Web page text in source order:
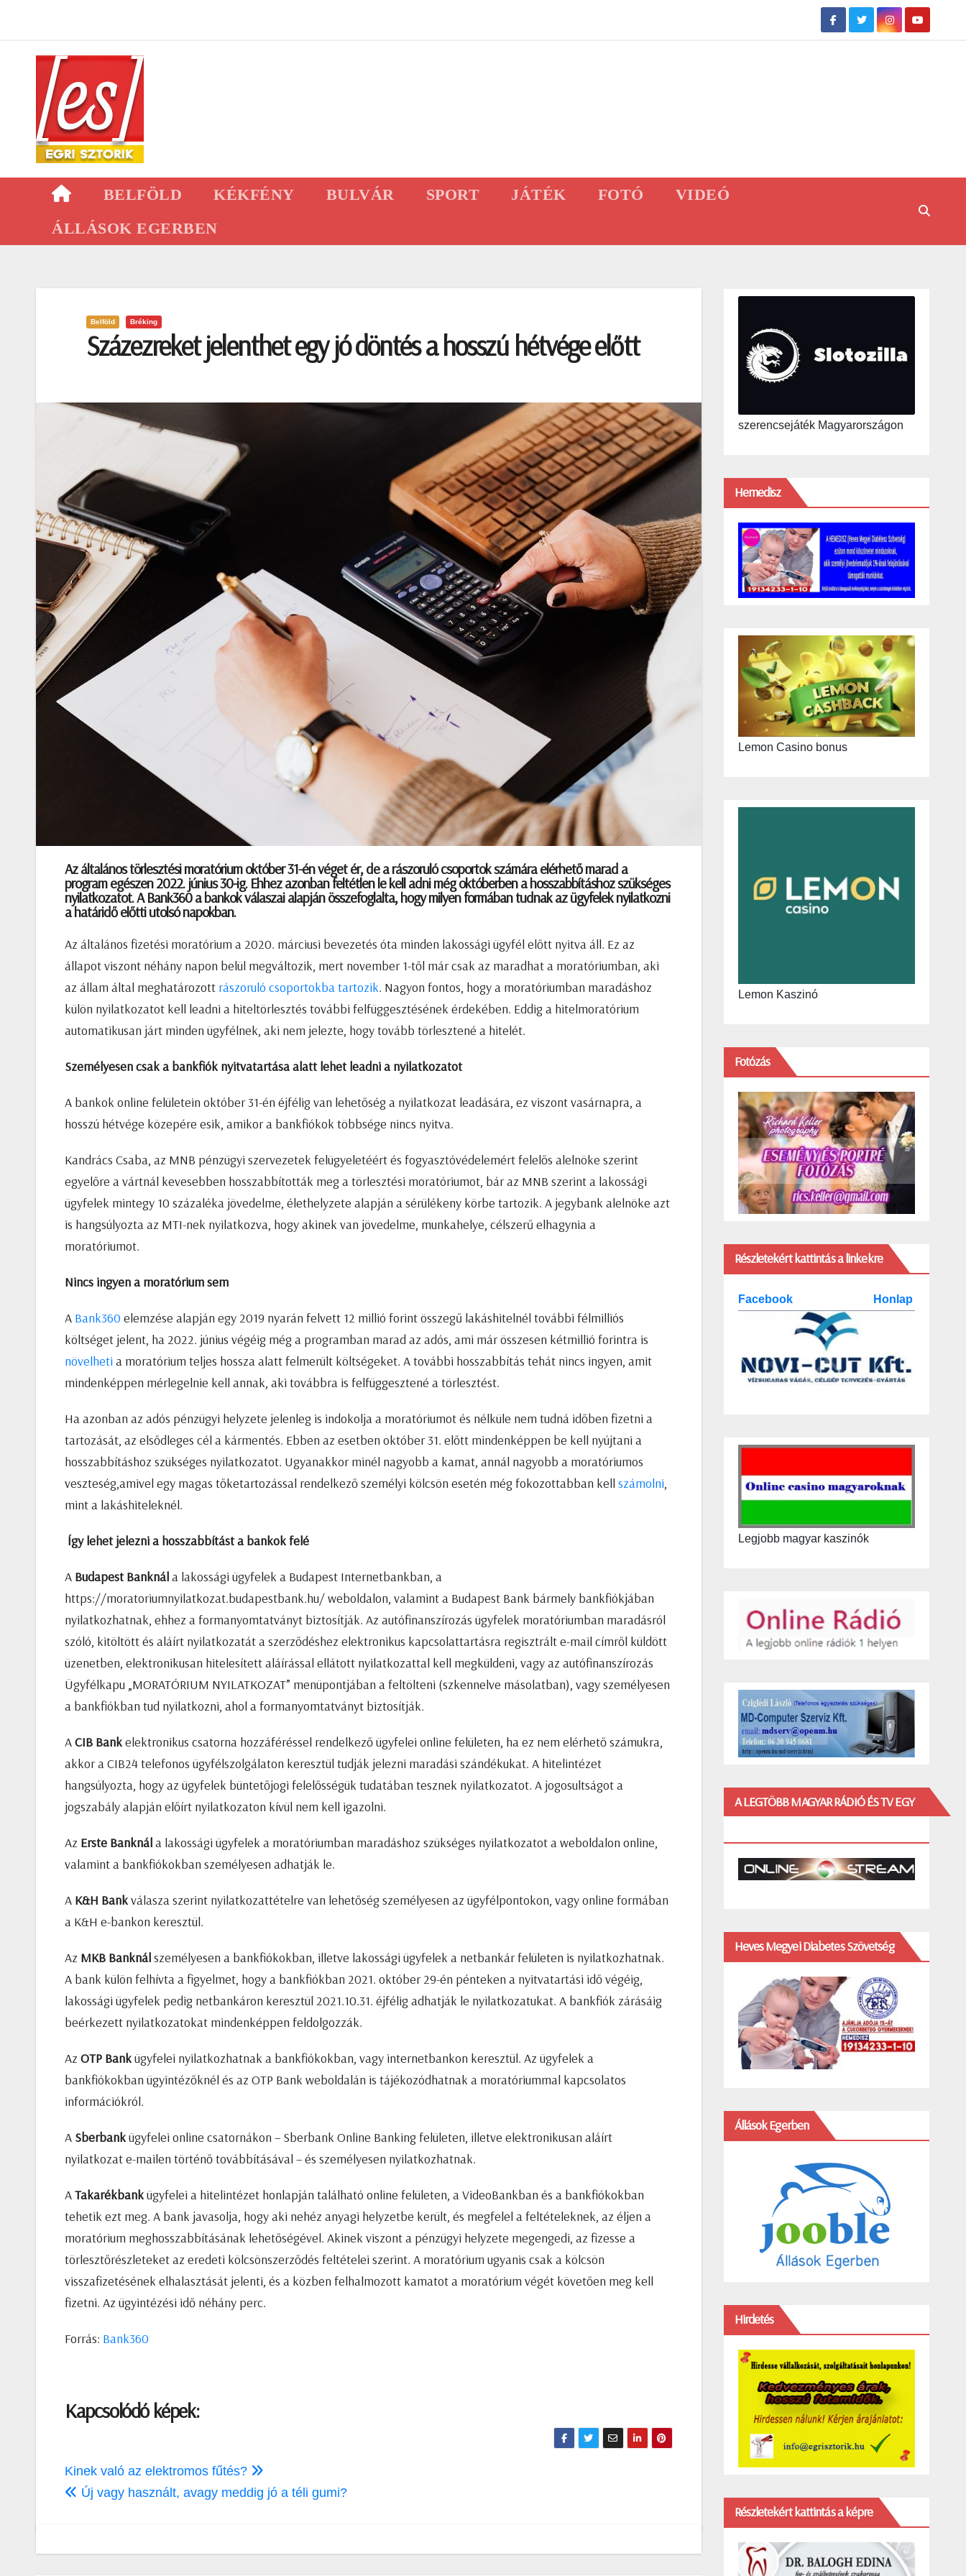
content
BELFÖLD KÉKFÉNY BULVÁR SPORT JÁTÉK FOTÓ
VIDEÓ
ÁLLÁSOK EGERBEN
Belföld Bréking
Százezreket jelenthet egy jó döntés a hosszú hétvége előtt
Az általános törlesztési moratórium október 31-én véget ér, de a rászoruló csoportok számára elérhető marad a
program egészen 2022. június 30-ig. Ehhez azonban feltétlen le kell adni még októberben a hosszabbításhoz szükséges
nyilatkozatot. A Bank360 a bankok válaszai alapján összefoglalta, hogy milyen formában tudnak az ügyfelek nyilatkozni
a határidő előtti utolsó napokban.
Az általános fizetési moratórium a 2020. márciusi bevezetés óta minden lakossági ügyfél előtt nyitva áll. Ez az
állapot viszont néhány napon belül megváltozik, mert november 1-től már csak az maradhat a moratóriumban, aki
az állam által meghatározott rászoruló csoportokba tartozik. Nagyon fontos, hogy a moratóriumban maradáshoz
külön nyilatkozatot kell leadni a hiteltörlesztés további felfüggesztésének érdekében. Eddig a hitelmoratórium
automatikusan járt minden ügyfélnek, aki nem jelezte, hogy tovább törlesztené a hitelét.
Személyesen csak a bankfiók nyitvatartása alatt lehet leadni a nyilatkozatot
A bankok online felületein október 31-én éjfélig van lehetőség a nyilatkozat leadására, ez viszont vasárnapra, a
hosszú hétvége közepére esik, amikor a bankfiókok többsége nincs nyitva.
Kandrács Csaba, az MNB pénzügyi szervezetek felügyeletéért és fogyasztóvédelemért felelős alelnöke szerint
egyelőre a vártnál kevesebben hosszabbították meg a törlesztési moratóriumot, bár az MNB szerint a lakossági
ügyfelek mintegy 10 százaléka jövedelme, élethelyzete alapján a sérülékeny körbe tartozik. A jegybank alelnöke azt
is hangsúlyozta az MTI-nek nyilatkozva, hogy akinek van jövedelme, munkahelye, célszerű elhagynia a
moratóriumot.
Nincs ingyen a moratórium sem
A Bank360 elemzése alapján egy 2019 nyarán felvett 12 millió forint összegű lakáshitelnél további félmilliós
költséget jelent, ha 2022. június végéig még a programban marad az adós, ami már összesen kétmillió forintra is
növelhetia moratórium teljes hossza alatt felmerült költségeket. A további hosszabbítás tehát nincs ingyen, amit
mindenképpen mérlegelnie kell annak, aki továbbra is felfüggesztené a törlesztést.
Ha azonban az adós pénzügyi helyzete jelenleg is indokolja a moratóriumot és nélküle nem tudná időben fizetni a
tartozását, az elsődleges cél a kármentés. Ebben az esetben október 31. előtt mindenképpen be kell nyújtani a
hosszabbításhoz szükséges nyilatkozatot. Ugyanakkor minél nagyobb a kamat, annál nagyobb a moratóriumos
veszteség,amivel egy magas tőketartozással rendelkező személyi kölcsön esetén még fokozottabban kellszámolni,
mint a lakáshiteleknél.
Így lehet jelezni a hosszabbítást a bankok felé
A Budapest Banknála lakossági ügyfelek a Budapest Internetbankban, a
https://moratoriumnyilatkozat.budapestbank.hu/ weboldalon, valamint a Budapest Bank bármely bankfiókjában
nyilatkozhatnak, ehhez a formanyomtatványt biztosítják. Az autófinanszírozás ügyfelek moratóriumban maradásról
szóló, kitöltött és aláírt nyilatkozatát a szerződéshez elektronikus kapcsolattartásra regisztrált e-mail címről küldött
üzenetben, elektronikusan hitelesített aláírással ellátott nyilatkozattal kell megküldeni, vagy az autófinanszírozás
Ügyfélkapu „MORATÓRIUM NYILATKOZAT” menüpontjában a feltölteni (szkennelve másolatban), vagy személyesen
a bankfiókban tud nyilatkozni, ahol a formanyomtatványt biztosítják.
ACIB Bankelektronikus csatorna hozzáféréssel rendelkező ügyfelei online felületen, ha ez nem elérhető számukra,
akkor a CIB24 telefonos ügyfélszolgálaton keresztül tudják jelezni maradási szándékukat. A hitelintézet
hangsúlyozta, hogy az ügyfelek büntetőjogi felelősségük tudatában tesznek nyilatkozatot. A jogosultságot a
jogszabály alapján előírt nyilatkozaton kívül nem kell igazolni.
Az Erste Banknála lakossági ügyfelek a moratóriumban maradáshoz szükséges nyilatkozatot a weboldalon online,
valamint a bankfiókokban személyesen adhatják le.
A K&H Bankválasza szerint nyilatkozattételre van lehetőség személyesen az ügyfélpontokon, vagy online formában
a K&H e-bankon keresztül.
Az MKB Banknálszemélyesen a bankfiókokban, illetve lakossági ügyfelek a netbankár felületen is nyilatkozhatnak.
A bank külön felhívta a figyelmet, hogy a bankfiókban 2021. október 29-én pénteken a nyitvatartási idő végéig,
lakossági ügyfelek pedig netbankáron keresztül 2021.10.31. éjfélig adhatják le nyilatkozatukat. A bankfiók zárásáig
beérkezett nyilatkozatokat mindenképpen feldolgozzák.
Az OTP Bankügyfelei nyilatkozhatnak a bankfiókokban, vagy internetbankon keresztül. Az ügyfelek a
bankfiókokban ügyintézőknél és az OTP Bank weboldalán is tájékozódhatnak a moratóriummal kapcsolatos
információkról.
A Sberbankügyfelei online csatornákon – Sberbank Online Banking felületen, illetve elektronikusan aláírt
nyilatkozat e-mailen történő továbbításával – és személyesen nyilatkozhatnak.
ATakarékbankügyfelei a hitelintézet honlapján található online felületen, a VideoBankban és a bankfiókokban
tehetik ezt meg. A bank javasolja, hogy aki nehéz anyagi helyzetbe került, és megfelel a feltételeknek, az éljen a
moratórium meghosszabbításának lehetőségével. Akinek viszont a pénzügyi helyzete megengedi, az fizesse a
törlesztőrészleteket az eredeti kölcsönszerződés feltételei szerint. A moratórium ugyanis csak a kölcsön
visszafizetésének elhalasztását jelenti, és a közben felhalmozott kamatot a moratórium végét követően meg kell
fizetni. Az ügyintézési idő néhány perc.
Forrás: Bank360
Kapcsolódó képek:
Bejegyzés
navigáció
Kinek való az elektromos fűtés?
Új vagy használt, avagy meddig jó a téli gumi?
szerencsejáték Magyarországon
Hemedisz
Lemon Casino bonus
Lemon Kaszinó
Fotózás
Részletekért kattintás a linkekre
Facebook Honlap
Legjobb magyar kaszinók
A LEGTÖBB MAGYAR RÁDIÓ ÉS TV EGY
Heves Megyei Diabetes Szövetség
Állások Egerben
Hirdetés
Részletekért kattintás a képre